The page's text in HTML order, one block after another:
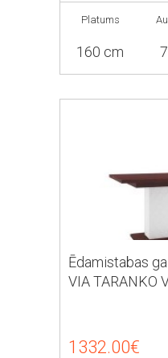
Platums
160 cm
Ēdamistabas
VIA TARANKO
1332.00€